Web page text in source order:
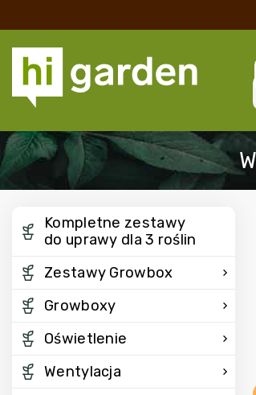
Kompletne zestawy
do uprawy dla 3 roślin
Zestawy Growbox
Growboxy
Oświetlenie
Wentylacja